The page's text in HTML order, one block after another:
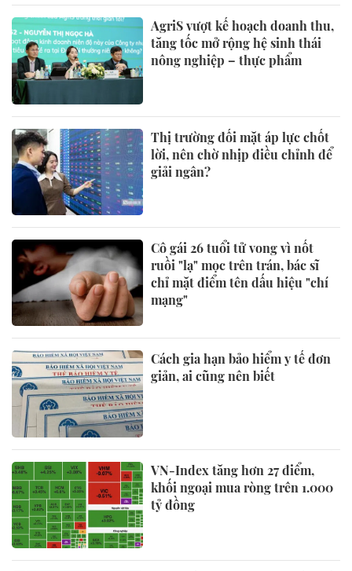
AgriS vượt kế hoạch doanh thu,
tăng tốc mở rộng hệ sinh thái
nông nghiệp – thực phẩm
Thị trường đối mặt áp lực chốt
lời, nên chờ nhịp điều chỉnh để
giải ngân?
Cô gái 26 tuổi tử vong vì nốt
ruồi "lạ" mọc trên trán, bác sĩ
chỉ mặt điểm tên dấu hiệu "chí
mạng"
Cách gia hạn bảo hiểm y tế đơn
giản, ai cũng nên biết
VN-Index tăng hơn 27 điểm,
khối ngoại mua ròng trên 1.000
tỷ đồng